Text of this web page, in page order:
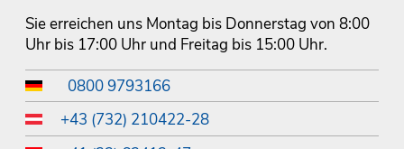
Sie erreichen uns Montag bis Donnerstag von 8:00
Uhr bis 17:00 Uhr und Freitag bis 15:00 Uhr.
0800 9793166
+43 (732) 210422-28